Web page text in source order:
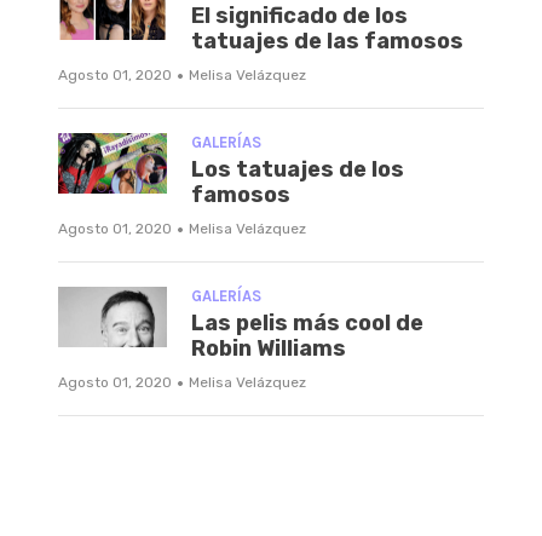
El significado de los
tatuajes de las famosos
Agosto 01, 2020 · Melisa Velázquez
GALERÍAS
Los tatuajes de los
famosos
Agosto 01, 2020 · Melisa Velázquez
GALERÍAS
Las pelis más cool de
Robin Williams
Agosto 01, 2020 · Melisa Velázquez